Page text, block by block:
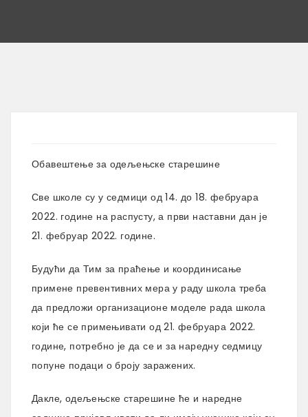
Обавештење за одељењске старешине
Све школе су у седмици од 14. до 18. фебруара
2022. године на распусту, а први наставни дан је
21. фебруар 2022. године.
Будући да Тим за праћење и координисање
примене превентивних мера у раду школа треба
да предложи организационе моделе рада школа
који ће се примењивати од 21. фебруара 2022.
године, потребно је да се и за наредну седмицу
попуне подаци о броју заражених.
Дакле, одељењске старешине ће и наредне